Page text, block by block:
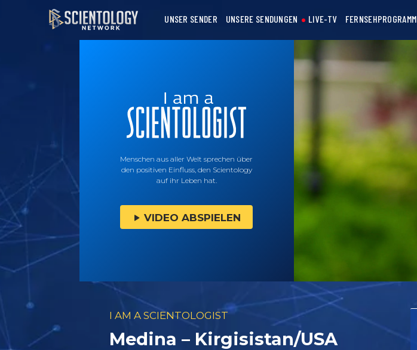
UNSER SENDER UNSERE SENDUNGEN LIVE-TV FERNSEHPROGRAMM
Menschen aus aller Welt sprechen über
den positiven Einfluss, den Scientology
auf ihr Leben hat.
VIDEO ABSPIELEN
I AM A SCIENTOLOGIST
Medina – Kirgisistan/USA